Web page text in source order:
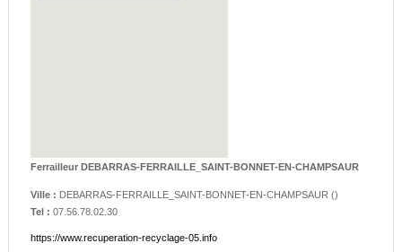
Ferrailleur DEBARRAS-FERRAILLE_SAINT-BONNET-EN-CHAMPSAUR
Ville : DEBARRAS-FERRAILLE_SAINT-BONNET-EN-CHAMPSAUR ()
Tel : 07.56.78.02.30
https://www.recuperation-recyclage-05.info